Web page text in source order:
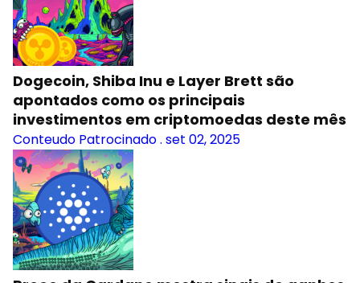
Dogecoin, Shiba Inu e Layer Brett são
apontados como os principais
investimentos em criptomoedas deste mês
Conteudo Patrocinado. set 02, 2025